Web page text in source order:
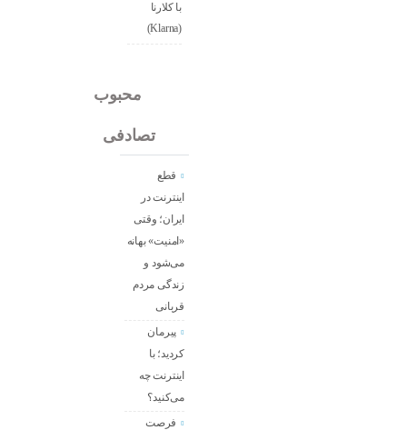
با کلارنا
(Klarna)
جدیدمحبوب
تصادفی
قطع
اینترنت در
ایران؛ وقتی
«امنیت» بهانه
می‌شود و
زندگی مردم
قربانی
پیرمان
کردید؛ با
اینترنت چه
می‌کنید؟
فرصت